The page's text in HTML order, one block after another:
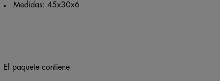
Medidas: 45x30x6
El paquete contiene